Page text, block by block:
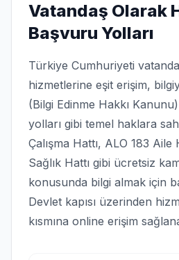
Vatandaş Olarak
Başvuru Yolları
Türkiye Cumhuriyeti
hizmetlerine eşit erişim,
(Bilgi Edinme Hakkı
yolları gibi temel haklara
Çalışma Hattı, ALO 183 Aile
Sağlık Hattı gibi ücretsiz
konusunda bilgi almak için
Devlet kapısı üzerinden
kısmına online erişim